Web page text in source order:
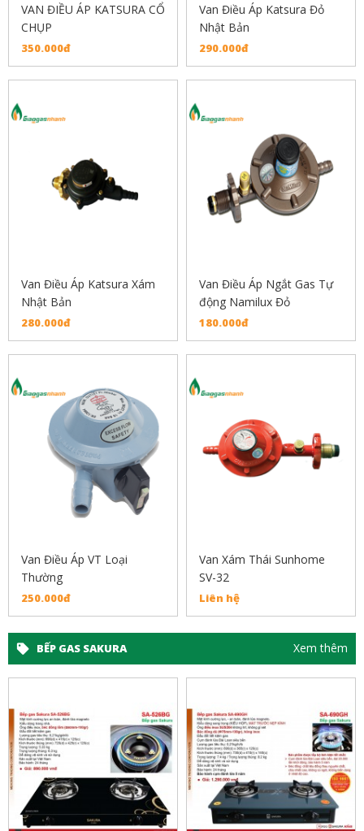
VAN ĐIỀU ÁP KATSURA CỔ
CHỤP
350.000đ
Van Điều Áp Katsura Đỏ
Nhật Bản
290.000đ
Van Điều Áp Katsura Xám
Nhật Bản
280.000đ
Van Điều Áp Ngắt Gas Tự
động Namilux Đỏ
180.000đ
Van Điều Áp VT Loại
Thường
250.000đ
Van Xám Thái Sunhome
SV-32
Liên hệ
BẾP GAS SAKURA Xem thêm